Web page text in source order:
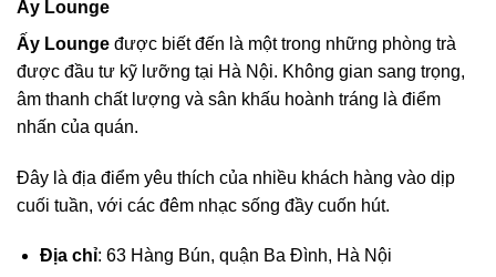
Ấy Lounge
Ấy Lounge được biết đến là một trong những phòng trà
được đầu tư kỹ lưỡng tại Hà Nội. Không gian sang trọng,
âm thanh chất lượng và sân khấu hoành tráng là điểm
nhấn của quán.
Đây là địa điểm yêu thích của nhiều khách hàng vào dịp
cuối tuần, với các đêm nhạc sống đầy cuốn hút.
Địa chỉ: 63 Hàng Bún, quận Ba Đình, Hà Nội